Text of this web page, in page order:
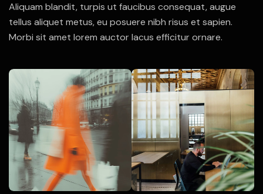
Aliquam blandit, turpis ut faucibus consequat, augue
tellus aliquet metus, eu posuere nibh risus et sapien.
Morbi sit amet lorem auctor lacus efficitur ornare.